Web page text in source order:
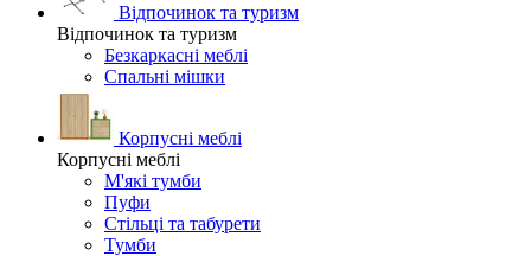
Відпочинок та туризм
Відпочинок та туризм
Безкаркасні меблі
Спальні мішки
Корпусні меблі
Корпусні меблі
М'які тумби
Пуфи
Стільці та табурети
Тумби